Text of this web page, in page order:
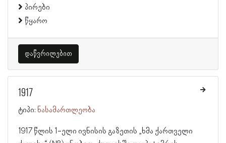
პირები
წყარო
დაწვრილებით
1917
ტიპი: ნასამართლეობა
1917 წლის 1-ელი ივნისის გაზეთის „ხმა ქართველი